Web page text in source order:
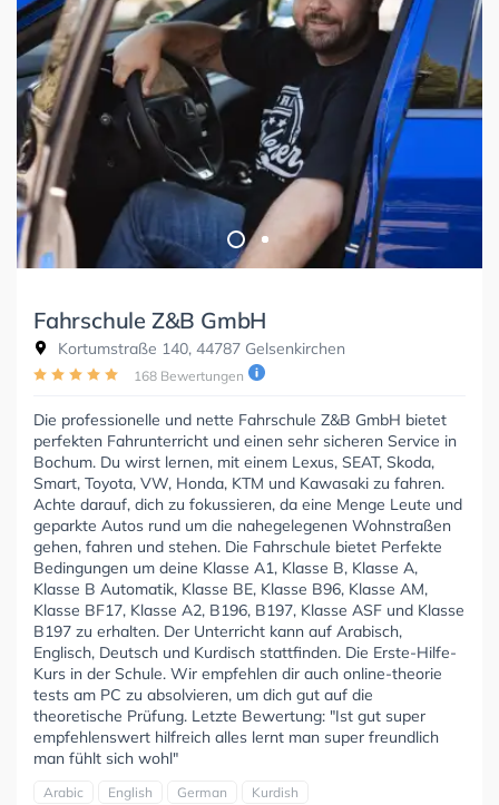
Fahrschule Z&B GmbH
Kortumstraße 140, 44787 Gelsenkirchen
168 Bewertungen
Die professionelle und nette Fahrschule Z&B GmbH bietet
perfekten Fahrunterricht und einen sehr sicheren Service in
Bochum. Du wirst lernen, mit einem Lexus, SEAT, Skoda,
Smart, Toyota, VW, Honda, KTM und Kawasaki zu fahren.
Achte darauf, dich zu fokussieren, da eine Menge Leute und
geparkte Autos rund um die nahegelegenen Wohnstraßen
gehen, fahren und stehen. Die Fahrschule bietet Perfekte
Bedingungen um deine Klasse A1, Klasse B, Klasse A,
Klasse B Automatik, Klasse BE, Klasse B96, Klasse AM,
Klasse BF17, Klasse A2, B196, B197, Klasse ASF und Klasse
B197 zu erhalten. Der Unterricht kann auf Arabisch,
Englisch, Deutsch und Kurdisch stattfinden. Die Erste-Hilfe-
Kurs in der Schule. Wir empfehlen dir auch online-theorie
tests am PC zu absolvieren, um dich gut auf die
theoretische Prüfung. Letzte Bewertung: "Ist gut super
empfehlenswert hilfreich alles lernt man super freundlich
man fühlt sich wohl"
Arabic English German Kurdish